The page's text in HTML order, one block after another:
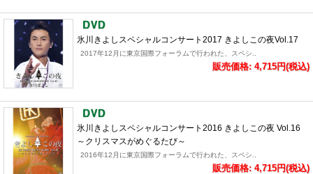
氷川きよしスペシャルコンサート2017 きよしこの夜Vol.17
2017年12月に東京国際フォーラムで行われた、スペシ..
販売価格: 4,715円(税込)
氷川きよしスペシャルコンサート2016 きよしこの夜 Vol.16
～クリスマスがめぐるたび～
2016年12月に東京国際フォーラムで行われた、スペシ..
販売価格: 4,715円(税込)